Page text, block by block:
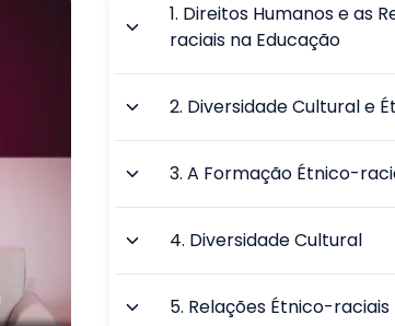
1. Direitos Humanos e as
raciais na Educação
2. Diversidade Cultural e
3.A Formação Étnico-
4. Diversidade Cultural
5. Relações Étnico-raciais